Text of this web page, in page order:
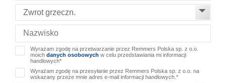
Wyrażam zgodę na przetwarzanie przez Remmers Polska sp. z o.o.
moich danych osobowych w celu przedstawiania mi informacji
handlowych*
Wyrażam zgodę na przesyłanie przez Remmers Polska sp. z o.o. na
wskazany przeze mnie adres e-mail informacji handlowych.*